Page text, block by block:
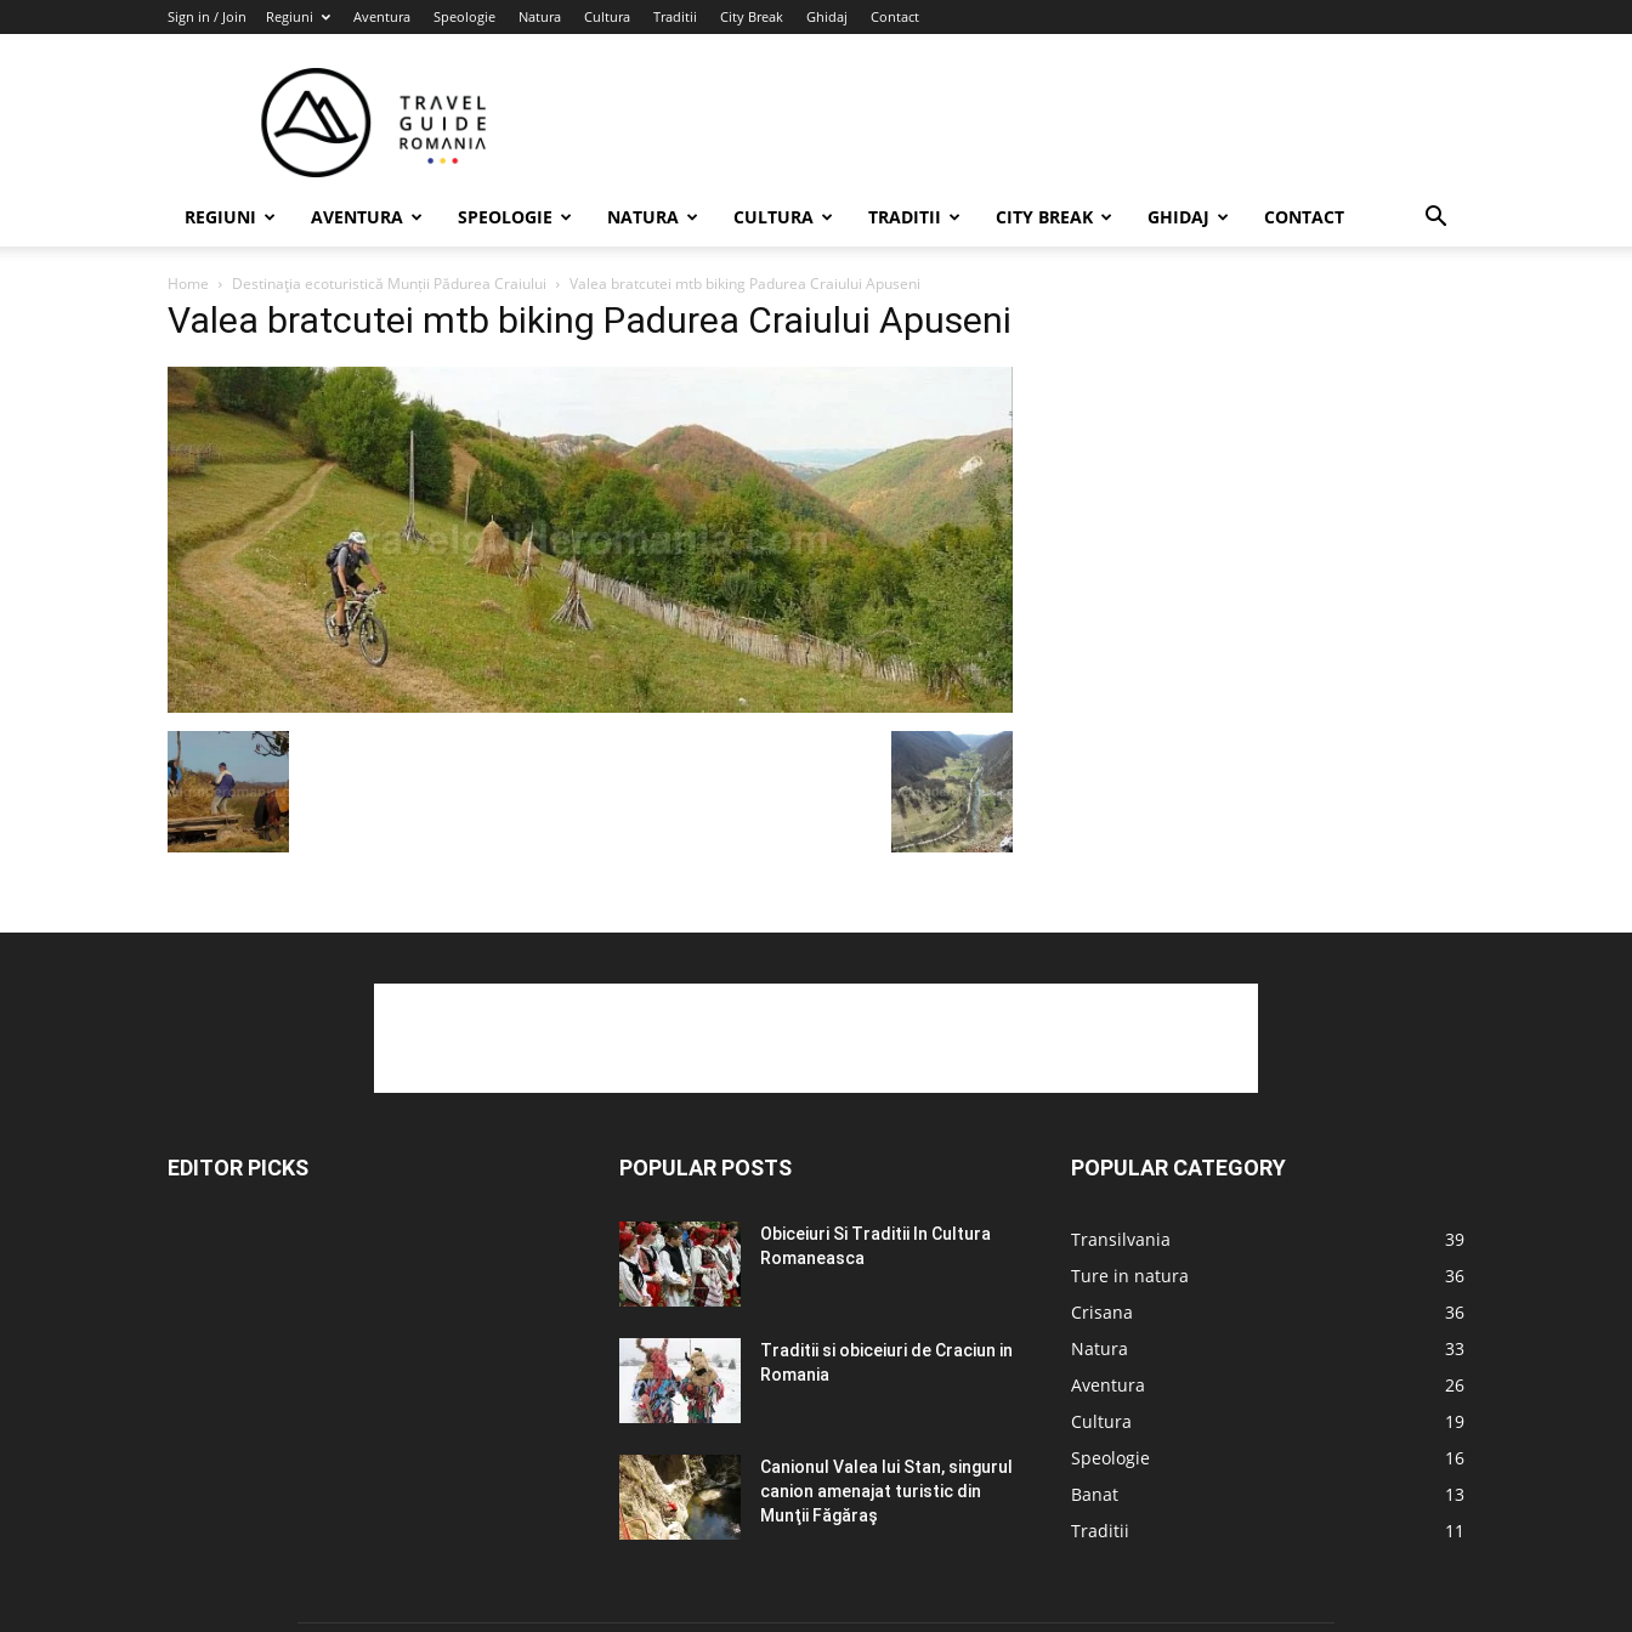
Sign in / Join Regiuni Aventura Speologie Natura Cultura Traditii City Break Ghidaj Contact
Guide
Romania
REGIUNI AVENTURA SPEOLOGIE NATURA CULTURA TRADITII CITY BREAK GHIDAJ CONTACT
Home Destinaţia ecoturistică Munții Pădurea Craiului Valea bratcutei mtb biking Padurea Craiului Apuseni
Valea bratcutei mtb biking Padurea Craiului Apuseni
EDITOR PICKS POPULAR POSTS
Obiceiuri Si Traditii In Cultura
Romaneasca
Traditii si obiceiuri de Craciun in
Romania
Canionul Valea lui Stan, singurul
canion amenajat turistic din
Munţii Făgăraş
POPULAR CATEGORY
Transilvania
39
Ture in natura
36
Crisana
36
Natura
33
Aventura
26
Cultura
19
Speologie
16
Banat
13
Traditii
11